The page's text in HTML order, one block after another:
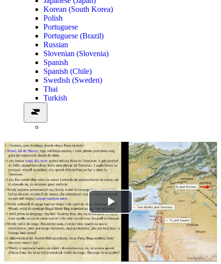
Korean (South Korea)
Polish
Portuguese
Portuguese (Brazil)
Russian
Slovenian (Slovenia)
Spanish
Spanish (Chile)
Swedish (Sweden)
Thai
Turkish
Play
Video